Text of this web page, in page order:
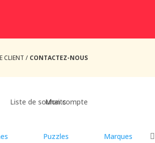
CLIENT / CONTACTEZ-NOUS
Liste de souhaitsMon compte
Puzzles
Marques